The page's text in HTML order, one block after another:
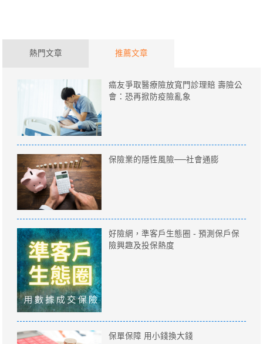
熱門文章 推薦文章
癌友爭取醫療險放寬門診理賠 壽險公
會：恐再掀防疫險亂象
保險業的隱性風險──社會通膨
好險網，準客戶生態圈 - 預測保戶保
險興趣及投保熱度
保單保障 用小錢換大錢